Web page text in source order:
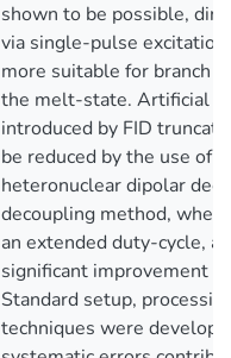
shown to be possible,
via single-pulse
more suitable for branch
the melt-state. Artificial
introduced by FID
be reduced by the use of
heteronuclear dipolar
decoupling method,
an extended duty-cycle,
significant improvement
Standard setup,
techniques were